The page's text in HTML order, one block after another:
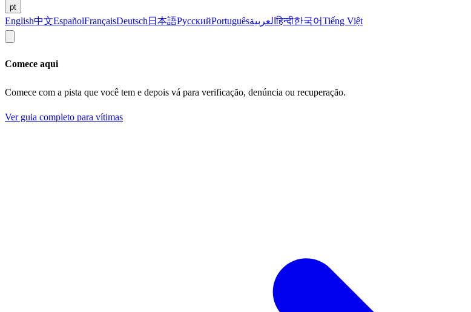
pt
English中文EspañolFrançaisDeutsch 日本語РусскийPortuguêsالعربيةहिन्दी한국어Tiếng Việt
Comece aqui
Comece com a pista que você tem e depois vá para verificação, denúncia ou recuperação.
Ver guia completo para vítimas